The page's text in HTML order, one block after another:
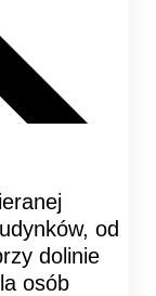
od
dolinie
osób